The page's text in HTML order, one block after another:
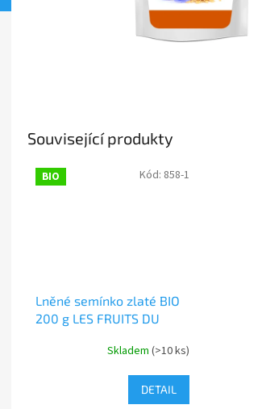
Související produkty
BIO
Lněné semínko zlaté BIO
200 g LES FRUITS DU
Skladem (>10 ks)
DETAIL
Kód: 858-1